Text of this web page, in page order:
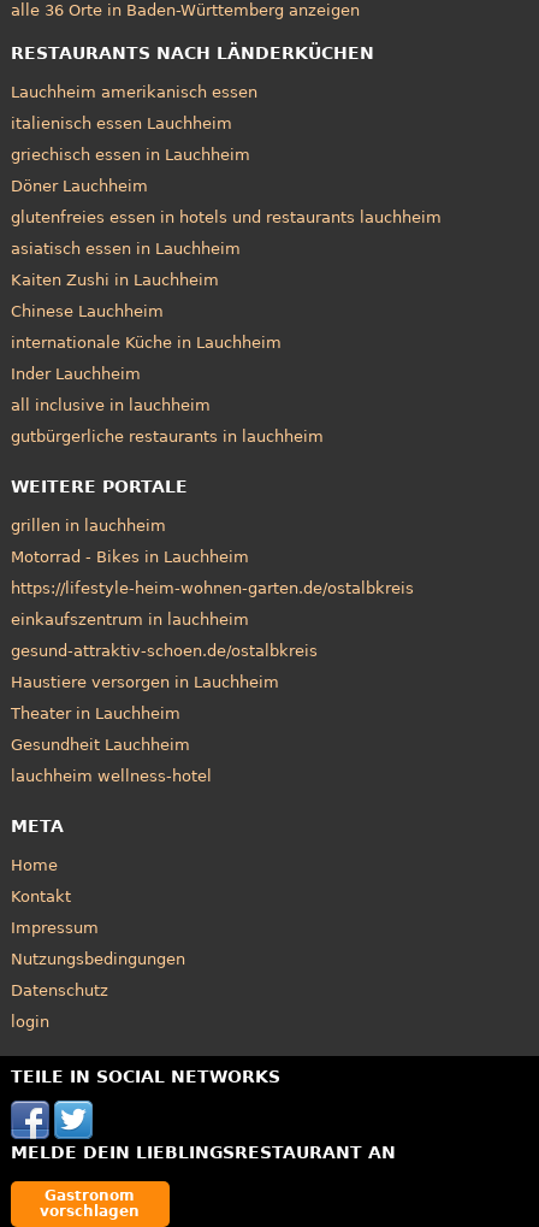
alle 36 Orte in Baden-Württemberg anzeigen
RESTAURANTS NACH LÄNDERKÜCHEN
Lauchheim amerikanisch essen
italienisch essen Lauchheim
griechisch essen in Lauchheim
Döner Lauchheim
glutenfreies essen in hotels und restaurants lauchheim
asiatisch essen in Lauchheim
Kaiten Zushi in Lauchheim
Chinese Lauchheim
internationale Küche in Lauchheim
Inder Lauchheim
all inclusive in lauchheim
gutbürgerliche restaurants in lauchheim
WEITERE PORTALE
grillen in lauchheim
Motorrad - Bikes in Lauchheim
https://lifestyle-heim-wohnen-garten.de/ostalbkreis
einkaufszentrum in lauchheim
gesund-attraktiv-schoen.de/ostalbkreis
Haustiere versorgen in Lauchheim
Theater in Lauchheim
Gesundheit Lauchheim
lauchheim wellness-hotel
META
Home
Kontakt
Impressum
Nutzungsbedingungen
Datenschutz
login
TEILE IN SOCIAL NETWORKS
MELDE DEIN LIEBLINGSRESTAURANT AN
Gastronom
vorschlagen